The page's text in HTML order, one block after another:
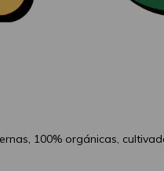
100% orgánicas,